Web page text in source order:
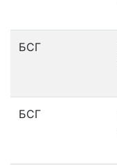
БСГ
БСГ